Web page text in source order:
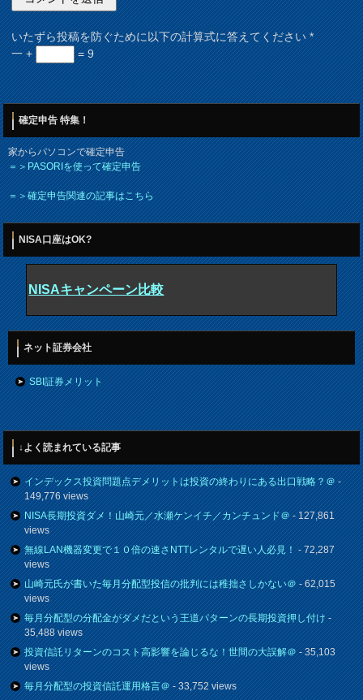
いたずら投稿を防ぐために以下の計算式に答えてください*
一 +
= 9
確定申告 特集！
家からパソコンで確定申告
＝＞PASORIを使って確定申告
＝＞確定申告関連の記事はこちら
NISA口座はOK?
NISAキャンペーン比較
ネット証券会社
SBI証券メリット
↓よく読まれている記事
インデックス投資問題点デメリットは投資の終わりにある出口戦略？＠-
149,776 views
NISA長期投資ダメ！山崎元／水瀬ケンイチ／カンチュンド＠- 127,861
views
無線LAN機器変更で１０倍の速さNTTレンタルで遅い人必見！- 72,287
views
山崎元氏が書いた毎月分配型投信の批判には稚拙さしかない＠- 62,015
views
毎月分配型の分配金がダメだという王道パターンの長期投資押し付け-
35,488 views
投資信託リターンのコスト高影響を論じるな！世間の大誤解＠- 35,103
views
毎月分配型の投資信託運用格言＠- 33,752 views